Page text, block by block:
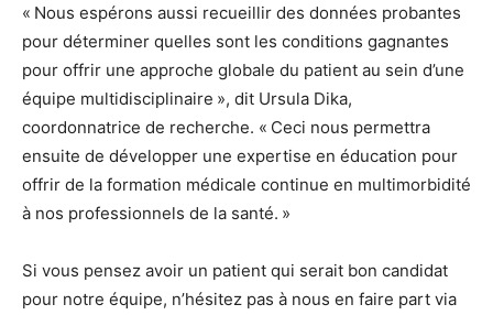
« Nous espérons aussi recueillir des données probantes
pour déterminer quelles sont les conditions gagnantes
pour offrir une approche globale du patient au sein d’une
équipe multidisciplinaire », dit Ursula Dika,
coordonnatrice de recherche. « Ceci nous permettra
ensuite de développer une expertise en éducation pour
offrir de la formation médicale continue en multimorbidité
à nos professionnels de la santé. »
Si vous pensez avoir un patient qui serait bon candidat
pour notre équipe, n’hésitez pas à nous en faire part via